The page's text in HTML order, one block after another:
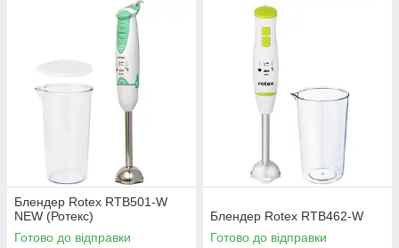
Блендер Rotex RTB501-W
NEW (Ротекс)
Готово до відправки
Блендер Rotex RTB462-W
Готово до відправки